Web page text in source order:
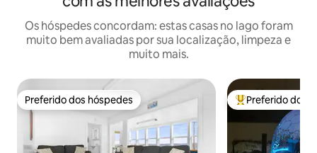
Os hóspedes concordam: estas casas no lago foram
muito bem avaliadas por sua localização, limpeza e
muito mais.
Preferido dos hóspedes
Preferido dos hóspedes Entre os
Preferido dos